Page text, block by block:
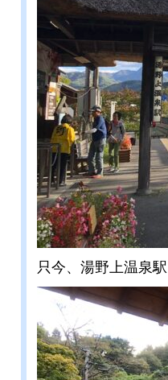
只今、湯野上温泉